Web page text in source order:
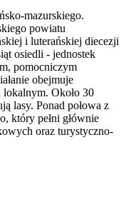
mazurskiego.
powiatu
i luterańskiej diecezji
osiedli - jednostek
pomocniczym
obejmuje
lokalnym. Około 30
lasy. Ponad połowa z
który pełni głównie
oraz turystyczno-